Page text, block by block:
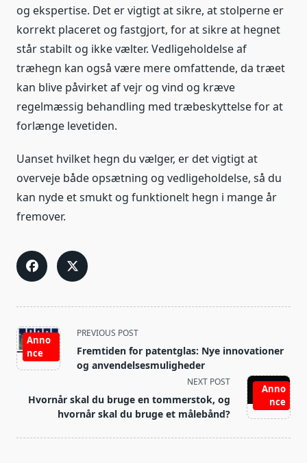
og ekspertise. Det er vigtigt at sikre, at stolperne er
korrekt placeret og fastgjort, for at sikre at hegnet
står stabilt og ikke vælter. Vedligeholdelse af
træhegn kan også være mere omfattende, da træet
kan blive påvirket af vejr og vind og kræve
regelmæssig behandling med træbeskyttelse for at
forlænge levetiden.
Uanset hvilket hegn du vælger, er det vigtigt at
overveje både opsætning og vedligeholdelse, så du
kan nyde et smukt og funktionelt hegn i mange år
fremover.
<span
class="nav-
subtitle
reader-
text">Page</span>
Anno
nce
PREVIOUS POST
Fremtiden for patentglas: Nye innovationer
og anvendelsesmuligheder
Anno
nce
NEXT POST
Hvornår skal du bruge en tommerstok, og
hvornår skal du bruge et målebånd?